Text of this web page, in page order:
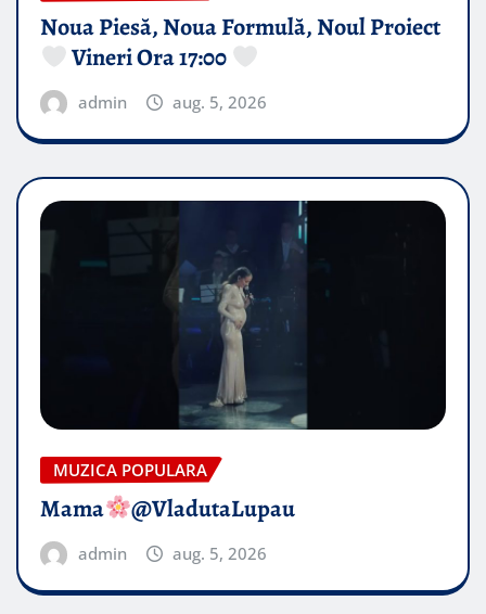
Noua Piesă, Noua Formulă, Noul Proiect
Vineri Ora 17:00
admin aug. 5, 2026
MUZICA POPULARA
Mama @VladutaLupau
admin aug. 5, 2026